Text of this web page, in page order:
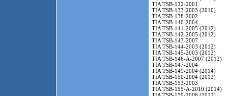
TIA TSB-132-2001
TIA TSB-133-2003 (2010)
TIA TSB-138-2002
TIA TSB-140-2004
TIA TSB-141-2005 (2012)
TIA TSB-142-2005 (2012)
TIA TSB-143-2007
TIA TSB-144-2003 (2012)
TIA TSB-145-2003 (2012)
TIA TSB-146-A-2007 (2012)
TIA TSB-147-2004
TIA TSB-149-2004 (2014)
TIA TSB-150-2004 (2012)
TIA TSB-153-2003
TIA TSB-155-A-2010 (2014)